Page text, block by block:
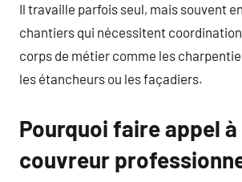
Il travaille parfois seul, mais souvent
chantiers qui nécessitent coordination
corps de métier comme les
les étancheurs ou les façadiers.
Pourquoi faire appel à
couvreur